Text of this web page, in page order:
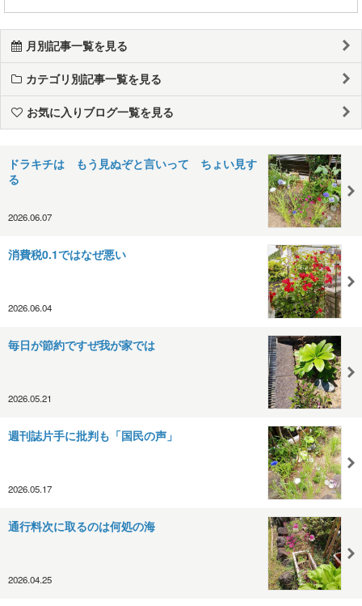
月別記事一覧を見る
カテゴリ別記事一覧を見る
お気に入りブログ一覧を見る
ドラキチは もう見ぬぞと言いって ちょい見す
る
2026.06.07
消費税0.1ではなぜ悪い
2026.06.04
毎日が節約ですぜ我が家では
2026.05.21
週刊誌片手に批判も「国民の声」
2026.05.17
通行料次に取るのは何処の海
2026.04.25